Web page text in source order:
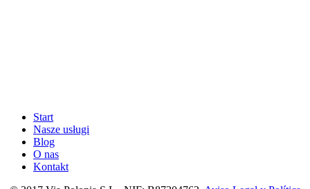
Start
Nasze usługi
Blog
O nas
Kontakt